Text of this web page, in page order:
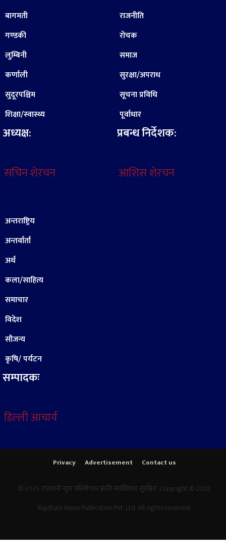
बागमती
गण्डकी
लुम्बिनी
कर्णाली
सुदूरपश्चिम
शिक्षा/स्वास्थ्य
अध्यक्ष:
सचिन शेरचन
राजनीति
रोचक
समाज
सुरक्षा/अपराध
सूचना प्रविधि
पूर्वाधार
प्रबन्ध निर्देशक:
आशिस शेरचन
अन्तराष्ट्रिय
अन्तर्वार्ता
अर्थ
कला/साहित्य
समाचार
विदेश
सौजन्य
कृषि/ पर्यटन
सम्पादकः
डिल्ली आचार्य
Privacy Advertisement Contact us
© २०२५ राजधानी न्युज पब्लिकेशन प्रा.लि सर्वाधिकार सुरक्षित Copyright © 2025
Rajdhani News Publication Pvt. Ltd. All rights reserved.